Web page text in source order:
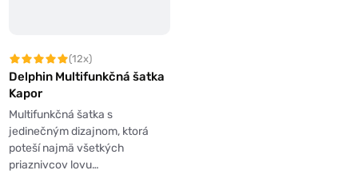
(12x)
Delphin Multifunkčná šatka
Kapor
Multifunkčná šatka s
jedinečným dizajnom, ktorá
poteší najmä všetkých
priaznivcov lovu…